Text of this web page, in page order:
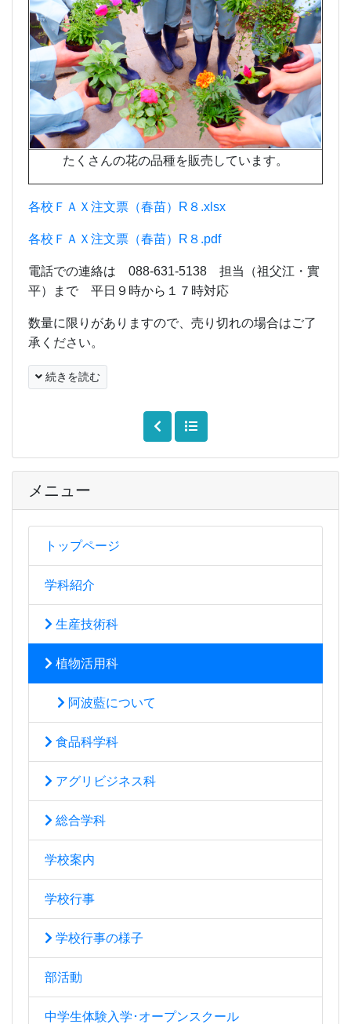
メニュー
トップページ
学科紹介
生産技術科
植物活用科
阿波藍について
食品科学科
アグリビジネス科
総合学科
学校案内
学校行事
学校行事の様子
部活動
中学生体験入学･オープンスクール
たくさんの花の品種を販売しています。
各校ＦＡＸ注文票（春苗）R８.xlsx
各校ＦＡＸ注文票（春苗）R８.pdf
電話での連絡は 088-631-5138 担当（祖父江・實
平）まで 平日９時から１７時対応
数量に限りがありますので、売り切れの場合はご了
承ください。
続きを読む